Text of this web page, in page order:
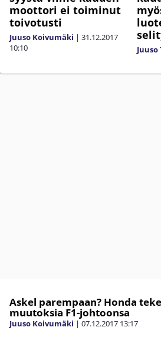
moottori ei toiminut
toivotusti
Juuso Koivumäki | 31.12.2017
10:10
Askel parempaan? Honda
muutoksia F1-johtoonsa
Juuso Koivumäki | 07.12.2017 13:17